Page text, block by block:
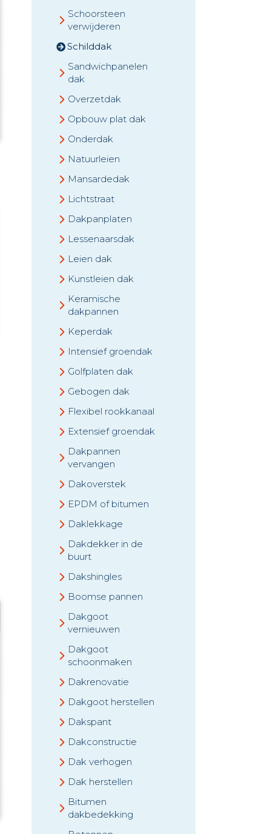
Schoorsteen
verwijderen
Schilddak
Sandwichpanelen
dak
Overzetdak
Opbouw plat dak
Onderdak
Natuurleien
Mansardedak
Lichtstraat
Dakpanplaten
Lessenaarsdak
Leien dak
Kunstleien dak
Keramische
dakpannen
Keperdak
Intensief groendak
Golfplaten dak
Gebogen dak
Flexibel rookkanaal
Extensief groendak
Dakpannen
vervangen
Dakoverstek
EPDM of bitumen
Daklekkage
Dakdekker in de
buurt
Dakshingles
Boomse pannen
Dakgoot
vernieuwen
Dakgoot
schoonmaken
Dakrenovatie
Dakgoot herstellen
Dakspant
Dakconstructie
Dak verhogen
Dak herstellen
Bitumen
dakbedekking